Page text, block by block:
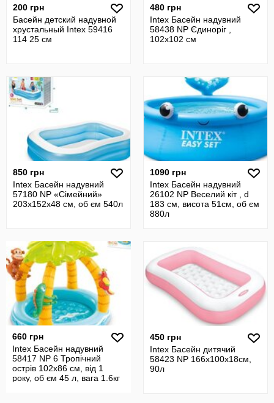
200 грн
Басейн детский надувной
хрустальный Intex 59416
114 25 см
480 грн
Intex Басейн надувний
58438 NP Єдиноріг ,
102х102 см
850 грн
Intex Басейн надувний
57180 NP «Сімейний»
203х152х48 см, об єм 540л
1090 грн
Intex Басейн надувний
26102 NP Веселий кіт , d
183 см, висота 51см, об єм
880л
660 грн
Intex Басейн надувний
58417 NP 6 Тропічний
острів 102x86 см, від 1
року, об єм 45 л, вага 1.6кг
450 грн
Intex Басейн дитячий
58423 NP 166х100х18см,
90л